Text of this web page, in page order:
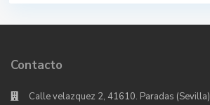
Contacto
Calle velazquez 2, 41610. Paradas (Sevilla)